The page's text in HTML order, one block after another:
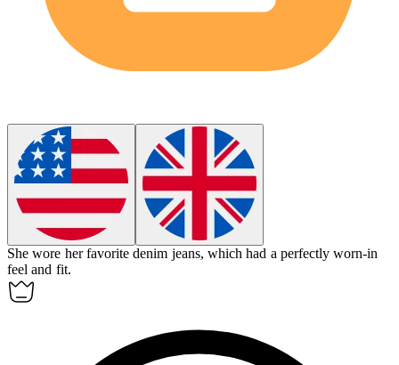
She wore her favorite denim jeans, which had a perfectly worn-in
feel and fit.